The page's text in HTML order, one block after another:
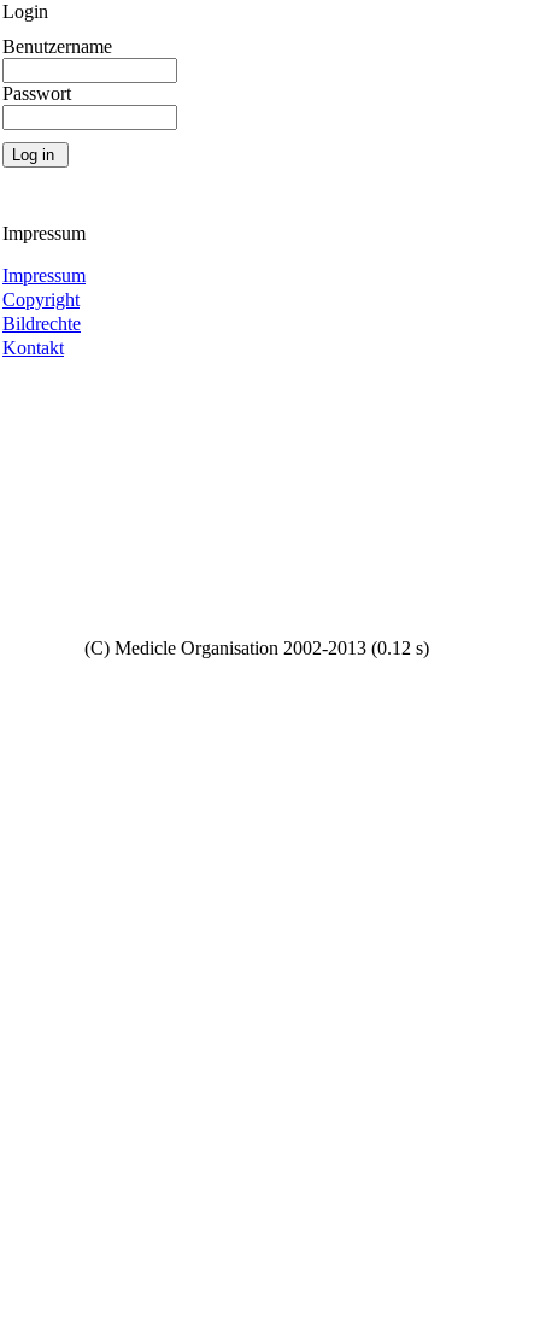
Login
Benutzername
Passwort
Impressum
Impressum
Copyright
Bildrechte
Kontakt
(C) Medicle Organisation 2002-2013 (0.12 s)